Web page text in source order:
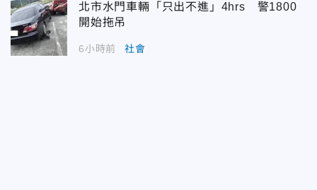
北市水門車輛「只出不進」4hrs 警1800
開始拖吊
6小時前 社會